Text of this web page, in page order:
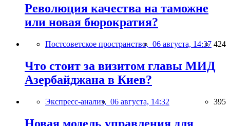
Революция качества на таможне
или новая бюрократия?
Постсоветское пространство, 06 августа, 14:37 424
Что стоит за визитом главы МИД
Азербайджана в Киев?
Экспресс-анализ, 06 августа, 14:32 395
Новая модель управления для